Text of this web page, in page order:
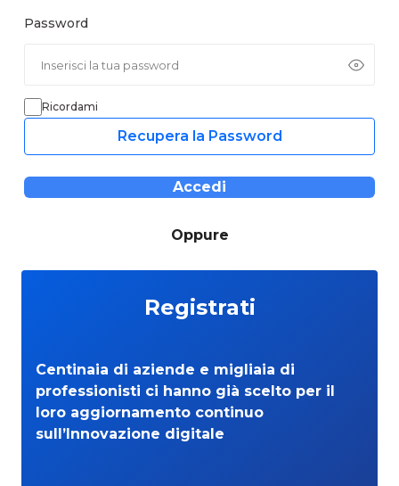
Password
Ricordami
Recupera la Password
Accedi
Oppure
Registrati
Centinaia di aziende e migliaia di
professionisti ci hanno già scelto per il
loro aggiornamento continuo
sull’Innovazione digitale